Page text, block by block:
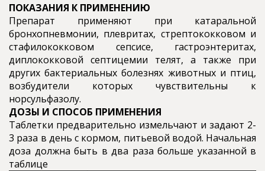
ПОКАЗАНИЯ К ПРИМЕНЕНИЮ
Препарат применяют при катаральной
бронхопневмонии, плевритах, стрептококковом и
стафилококковом сепсисе, гастроэнтеритах,
диплококковой септицемии телят, а также при
других бактериальных болезнях животных и птиц,
возбудители которых чувствительны к
норсульфазолу.
ДОЗЫ И СПОСОБ ПРИМЕНЕНИЯ
Таблетки предварительно измельчают и задают 2-
3 раза в день с кормом, питьевой водой. Начальная
доза должна быть в два раза больше указанной в
таблице